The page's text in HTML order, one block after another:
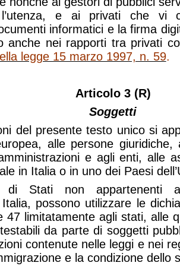
e ai privati che vi
informatici e la firma
anche nei rapporti tra privati
legge 15 marzo 1997, n. 59.
Articolo 3 (R)
Soggetti
del presente testo unico si
alle persone
e agli enti, alle
in Italia o in uno dei Paesi
Stati non appartenenti
possono utilizzare le
47 limitatamente agli stati, alle
da parte di soggetti
contenute nelle leggi e nei
e la condizione dello